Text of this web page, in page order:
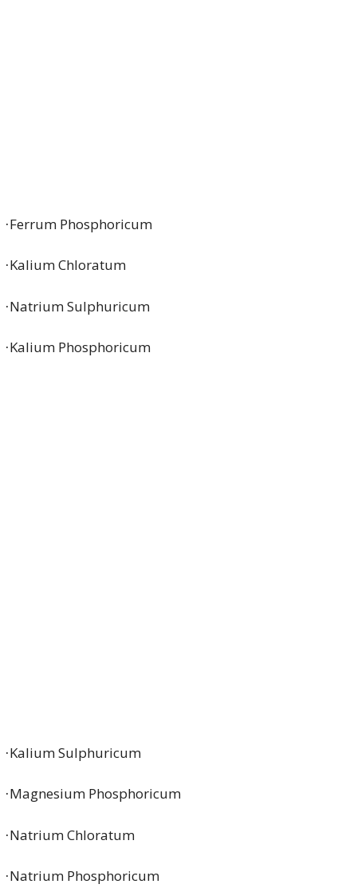
·Ferrum Phosphoricum
·Kalium Chloratum
·Natrium Sulphuricum
·Kalium Phosphoricum
·Kalium Sulphuricum
·Magnesium Phosphoricum
·Natrium Chloratum
·Natrium Phosphoricum